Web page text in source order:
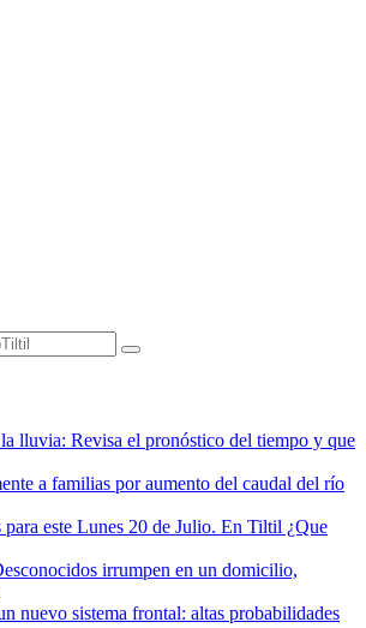
la lluvia: Revisa el pronóstico del tiempo y que
a familias por aumento del caudal del río
para este Lunes 20 de Julio. En Tiltil ¿Que
irrumpen en un domicilio,
nuevo sistema frontal: altas probabilidades